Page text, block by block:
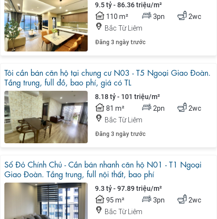
9.5 tỷ - 86.36 triệu/m²
110 m²
3pn
2wc
Bắc Từ Liêm
Đăng 3 ngày trước
Tôi cần bán căn hộ tại chung cư N03 - T5 Ngoại Giao Đoàn.
Tầng trung, full đồ, bao phí, giá có TL
8.18 tỷ - 101 triệu/m²
81 m²
2pn
2wc
Bắc Từ Liêm
Đăng 3 ngày trước
Sổ Đỏ Chính Chủ - Cần bán nhanh căn hộ N01 - T1 Ngoại
Giao Đoàn. Tầng trung, full nội thất, bao phí
9.3 tỷ - 97.89 triệu/m²
95 m²
3pn
2wc
Bắc Từ Liêm